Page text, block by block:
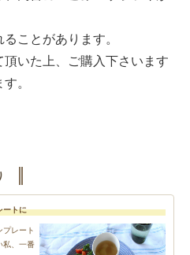
ことがあります。
頂いた上、ご購入下さいます
。
ートに
プレート
私、一番